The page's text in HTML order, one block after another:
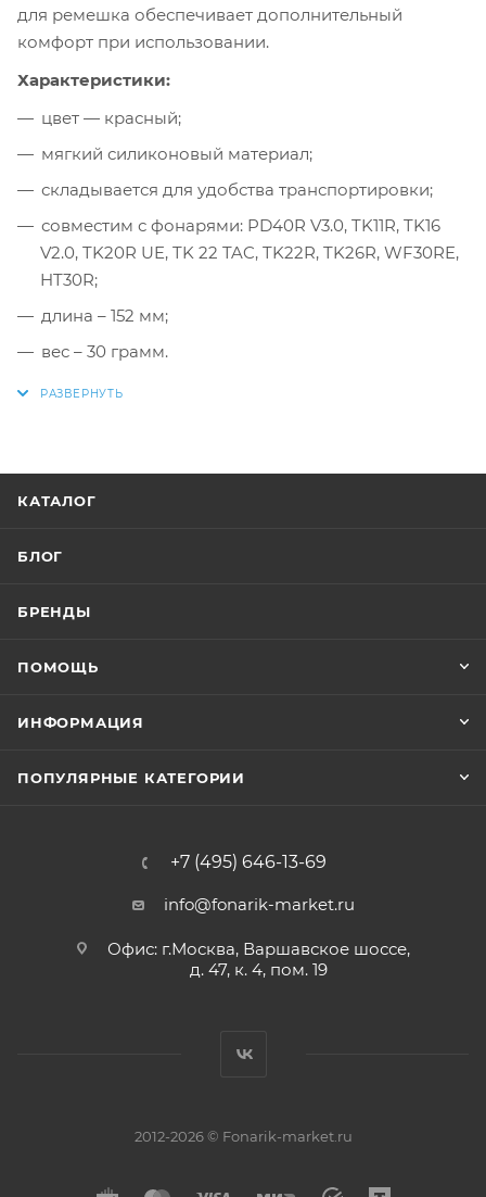
для ремешка обеспечивает дополнительный
комфорт при использовании.
Характеристики:
цвет — красный;
мягкий силиконовый материал;
складывается для удобства транспортировки;
совместим с фонарями: PD40R V3.0, TK11R, TK16
V2.0, TK20R UE, TK 22 TAC, TK22R, TK26R, WF30RE,
HT30R;
длина – 152 мм;
вес – 30 грамм.
КАТАЛОГ
БЛОГ
БРЕНДЫ
ПОМОЩЬ
ИНФОРМАЦИЯ
ПОПУЛЯРНЫЕ КАТЕГОРИИ
+7 (495) 646-13-69
info@fonarik-market.ru
Офис: г.Москва, Варшавское шоссе,
д. 47, к. 4, пом. 19
2012-2026 © Fonarik-market.ru